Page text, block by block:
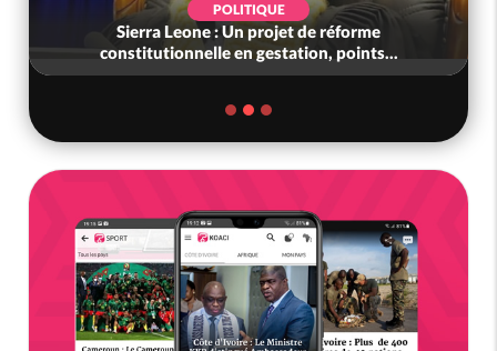
POLITIQUE
Sierra Leone : Un projet de réforme
constitutionnelle en gestation, points...